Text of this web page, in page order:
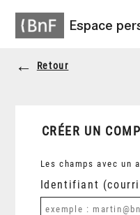
Espace
Retour
CRÉER UN
Les champs avec un
Identifiant